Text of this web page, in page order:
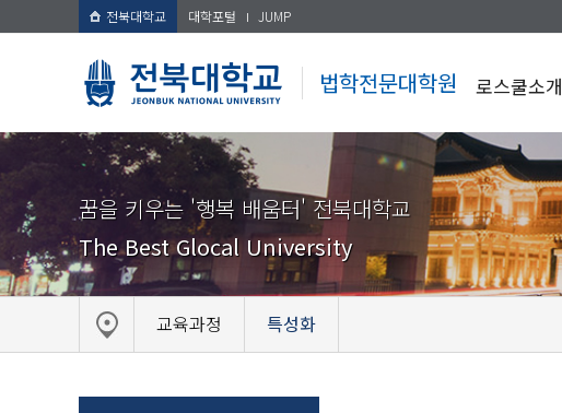
전북대학교 대학포털 JUMP
법학전문대학원 로스쿨소개
꿈을 키우는 '행복 배움터' 전북대학교
The Best Glocal University
교육과정 특성화